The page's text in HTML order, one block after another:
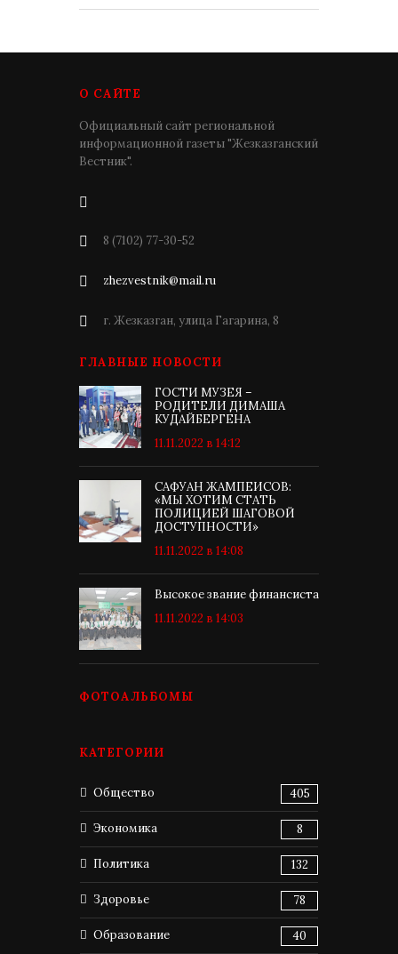
О САЙТЕ
Официальный сайт региональной
информационной газеты "Жезказганский
Вестник".
8 (7102) 77-30-52
zhezvestnik@mail.ru
г. Жезказган, улица Гагарина, 8
ГЛАВНЫЕ НОВОСТИ
ГОСТИ МУЗЕЯ –
РОДИТЕЛИ ДИМАША
КУДАЙБЕРГЕНА
11.11.2022 в 14:12
САФУАН ЖАМПЕИСОВ:
«МЫ ХОТИМ СТАТЬ
ПОЛИЦИЕЙ ШАГОВОЙ
ДОСТУПНОСТИ»
11.11.2022 в 14:08
Высокое звание финансиста
11.11.2022 в 14:03
ФОТОАЛЬБОМЫ
КАТЕГОРИИ
Общество 405
Экономика 8
Политика 132
Здоровье 78
Образование 40